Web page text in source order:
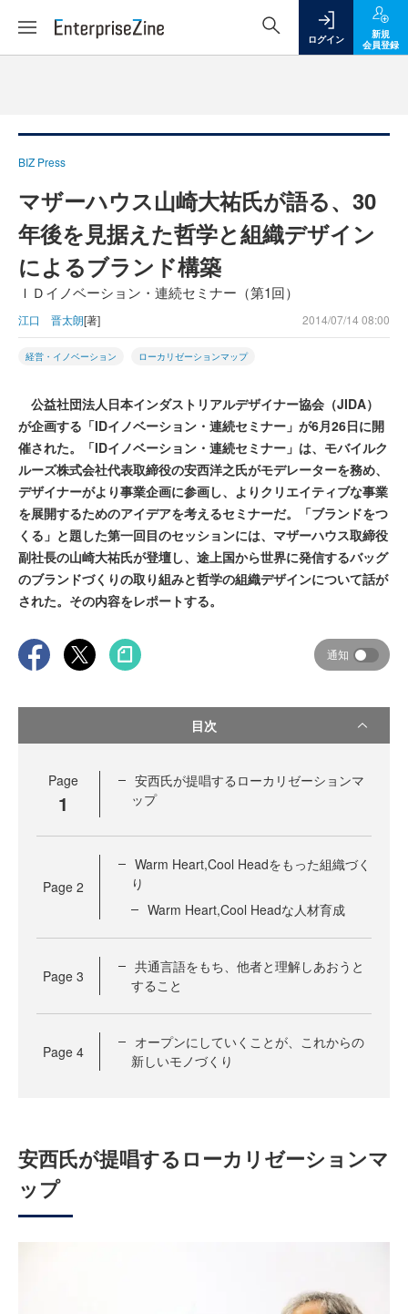
ログイン
新規
会員登録
BIZ Press
マザーハウス山崎大祐氏が語る、30
年後を見据えた哲学と組織デザイン
によるブランド構築
ＩＤイノベーション・連続セミナー（第1回）
江口 晋太朗[著] 2014/07/14 08:00
経営・イノベーション ローカリゼーションマップ
公益社団法人日本インダストリアルデザイナー協会（JIDA）
が企画する「IDイノベーション・連続セミナー」が6月26日に開
催された。「IDイノベーション・連続セミナー」は、モバイルク
ルーズ株式会社代表取締役の安西洋之氏がモデレーターを務め、
デザイナーがより事業企画に参画し、よりクリエイティブな事業
を展開するためのアイデアを考えるセミナーだ。「ブランドをつ
くる」と題した第一回目のセッションには、マザーハウス取締役
副社長の山崎大祐氏が登壇し、途上国から世界に発信するバッグ
のブランドづくりの取り組みと哲学の組織デザインについて話が
された。その内容をレポートする。
通知
目次
Page
1
安西氏が提唱するローカリゼーションマ
ップ
Page 2
Warm Heart,Cool Headをもった組織づく
り
Warm Heart,Cool Headな人材育成
Page 3
共通言語をもち、他者と理解しあおうと
すること
Page 4
オープンにしていくことが、これからの
新しいモノづくり
安西氏が提唱するローカリゼーションマ
ップ